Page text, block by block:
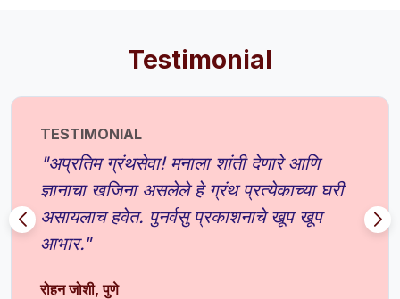
Testimonial
TESTIMONIAL
"अप्रतिम ग्रंथसेवा! मनाला शांती देणारे आणि
ज्ञानाचा खजिना असलेले हे ग्रंथ प्रत्येकाच्या घरी
असायलाच हवेत. पुनर्वसु प्रकाशनाचे खूप खूप
आभार."
रोहन जोशी, पुणे